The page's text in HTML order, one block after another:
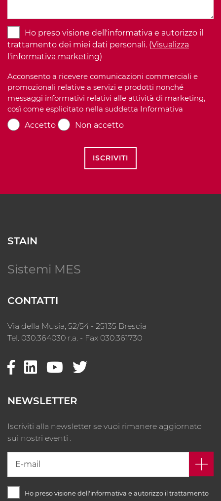
Ho preso visione dell'informativa e autorizzo il
trattamento dei miei dati personali. (Visualizza
l'informativa marketing)
Acconsento a ricevere comunicazioni commerciali e
promozionali relative a servizi e prodotti nonché
messaggi informativi relativi alle attività di marketing,
così come esplicitato nella suddetta Informativa
Accetto
Non accetto
ISCRIVITI
STAIN
Sistemi MES
CONTATTI
Via della Musia, 52/54 - 25135 Brescia
Tel. 030.364030 r.a. - Fax 030.361730
NEWSLETTER
Iscriviti alla newsletter se vuoi rimanere aggiornato
sui nostri eventi .
Ho preso visione dell'informativa e autorizzo il trattamento